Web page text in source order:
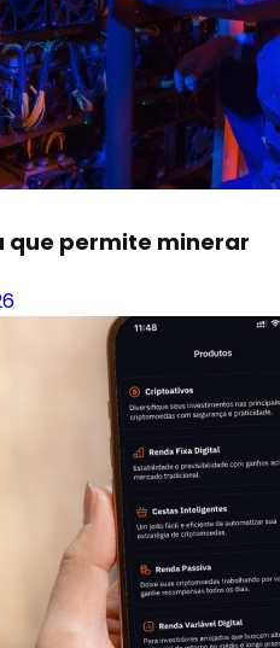
que permite minerar